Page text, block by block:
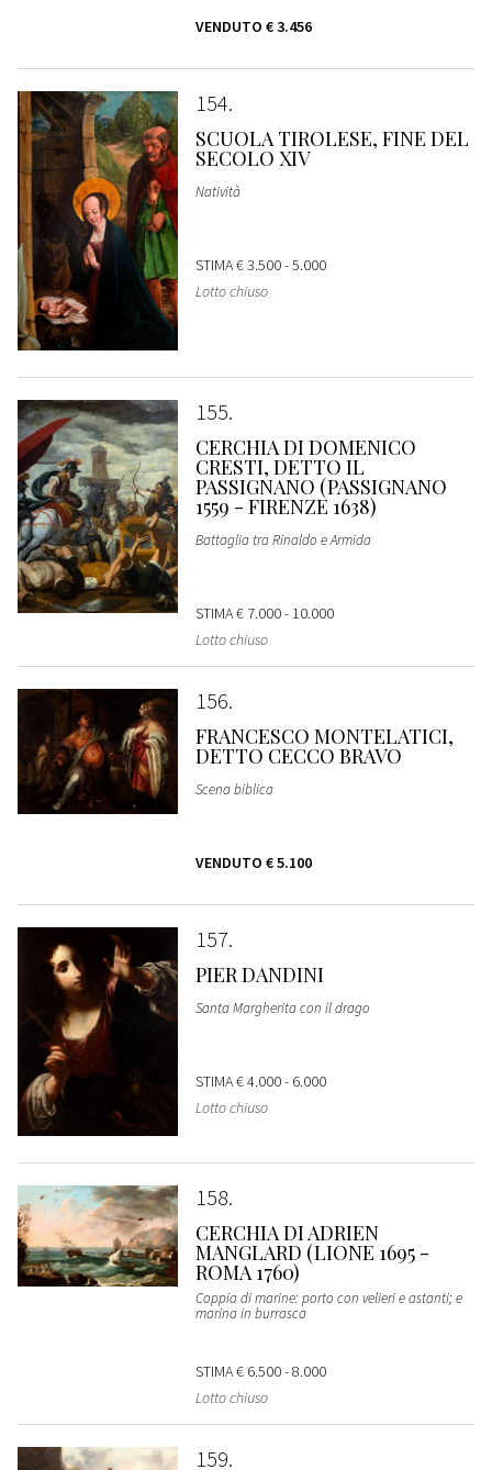
VENDUTO € 3.456
154
SCUOLA TIROLESE, FINE DEL
SECOLO XIV
Natività
STIMA€ 3.500 - 5.000
Lotto chiuso
155
CERCHIA DI DOMENICO
CRESTI, DETTO IL
PASSIGNANO (PASSIGNANO
1559 - FIRENZE 1638)
Battaglia tra Rinaldo e Armida
STIMA€ 7.000 - 10.000
Lotto chiuso
156
FRANCESCO MONTELATICI,
DETTO CECCO BRAVO
Scena biblica
VENDUTO € 5.100
157
PIER DANDINI
Santa Margherita con il drago
STIMA€ 4.000 - 6.000
Lotto chiuso
158
CERCHIA DI ADRIEN
MANGLARD (LIONE 1695 -
ROMA 1760)
Coppia di marine: porto con velieri e astanti; e
marina in burrasca
STIMA€ 6.500 - 8.000
Lotto chiuso
159